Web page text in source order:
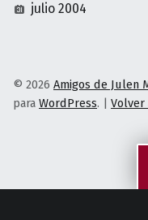
julio 2004
© 2026 Amigos de Julen
para WordPress. |